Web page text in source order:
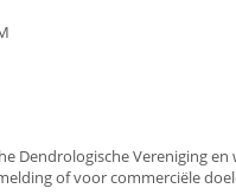
Dendrologische Vereniging
of voor commerciële